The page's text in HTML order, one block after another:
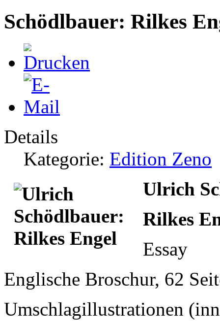
Schödlbauer: Rilkes
Details
Kategorie: Edition Zeno
Ulrich
Rilkes
Essay
Englische Broschur, 62
Umschlagillustrationen